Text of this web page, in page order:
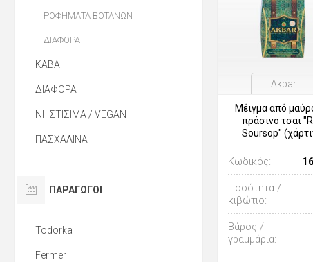
Akbar
Μέιγμα από
πράσινο τσαι
Soursop"
Κωδικός:
Ποσότητα /
κιβώτιο:
Βάρος /
γραμμάρια:
ΡΟΦΗΜΑΤΑ ΒΟΤΑΝΩΝ
ΔΙΑΦΟΡΑ
ΚΑΒΑ
ΔΙΑΦΟΡΑ
ΝΗΣΤΙΣΙΜΑ / VEGAN
ΠΑΣΧΑΛΙΝΑ
ΠΑΡΑΓΩΓΟΙ
Todorka
Fermer